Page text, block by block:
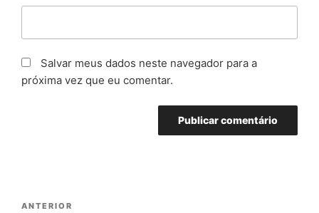
Salvar meus dados neste navegador para a
próxima vez que eu comentar.
ANTERIOR